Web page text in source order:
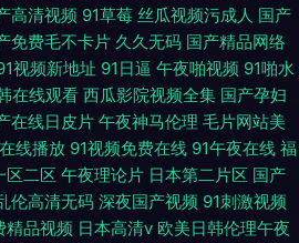
高清视频 91草莓 丝瓜视频污成人 国产
免费毛不卡片 久久无码 国产精品网络
视频新地址 91日逼 午夜啪视频 91啪水
在线观看 西瓜影院视频全集 国产孕妇
在线日皮片 午夜神马伦理 毛片网站美
线播放 91视频免费在线 91午夜在线 福
区二区 午夜理论片 日本第二片区 国产
伦高清无码 深夜国产视频 91刺激视频
精品视频 日本高清v 欧美日韩伦理午夜